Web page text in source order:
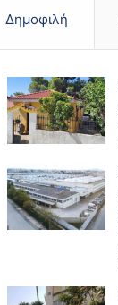
Δημοφιλή